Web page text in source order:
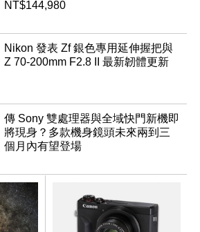
NT$144,980
Nikon 發表 Zf 銀色專用延伸握把與
Z 70-200mm F2.8 II 最新韌體更新
傳 Sony 雙處理器與全域快門新機即
將現身？多款機身鏡頭未來兩到三
個月內有望登場